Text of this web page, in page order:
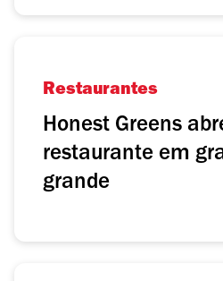
Restaurantes
Honest Greens
restaurante em
grande